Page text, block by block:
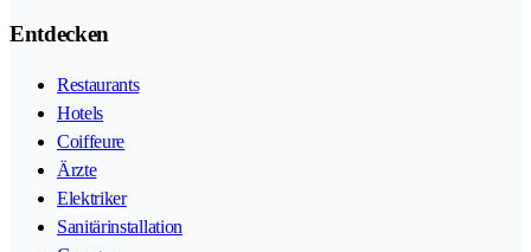
Entdecken
Restaurants
Hotels
Coiffeure
Ärzte
Elektriker
Sanitärinstallation